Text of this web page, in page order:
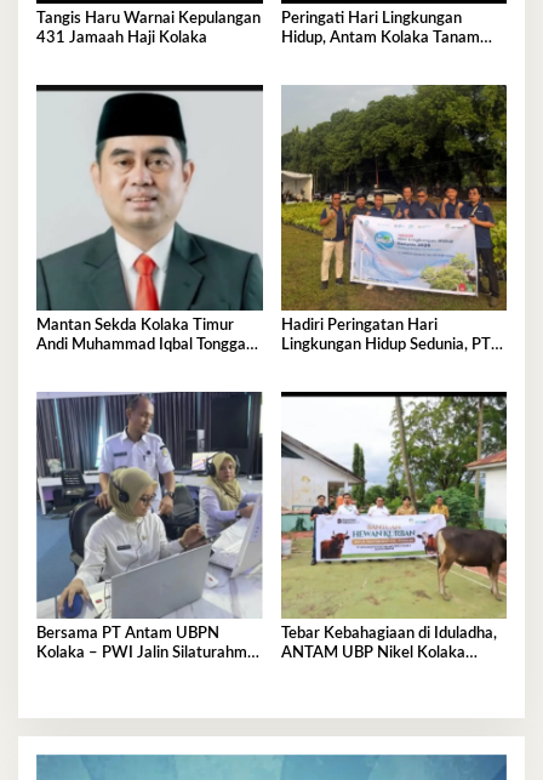
Tangis Haru Warnai Kepulangan
431 Jamaah Haji Kolaka
Peringati Hari Lingkungan
Hidup, Antam Kolaka Tanam
Mantan Sekda Kolaka Timur
Andi Muhammad Iqbal Tonggasa
Hadiri Peringatan Hari
Lingkungan Hidup Sedunia, PT
Tetap Asri
Bersama PT Antam UBPN
Kolaka – PWI Jalin Silaturahmi
Tebar Kebahagiaan di Iduladha,
ANTAM UBP Nikel Kolaka